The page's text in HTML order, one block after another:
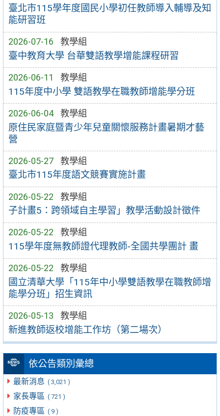
臺北市115學年度國民小學初任教師導入輔導及知
能研習班
2026-07-16 教學組
臺中教育大學 台華雙語教學增能課程研習
2026-06-11 教學組
115年度中小學 雙語教學在職教師增能學分班
2026-06-04 教學組
原住民家庭暨青少年兒童關懷服務計畫暑期才藝
營
2026-05-27 教學組
臺北市115年度語文競賽實施計畫
2026-05-22 教學組
子計畫5：跨領域自主學習」教學活動設計徵件
2026-05-22 教學組
115學年度無教師證代理教師-全國共學團計 畫
2026-05-22 教學組
國立清華大學「115年中小學雙語教學在職教師增
能學分班」招生資訊
2026-05-13 教學組
新進教師返校增能工作坊（第二場次）
依公告類別彙總
最新消息 ( 3,021 )
家長專區 ( 721 )
防疫專區 ( 9 )